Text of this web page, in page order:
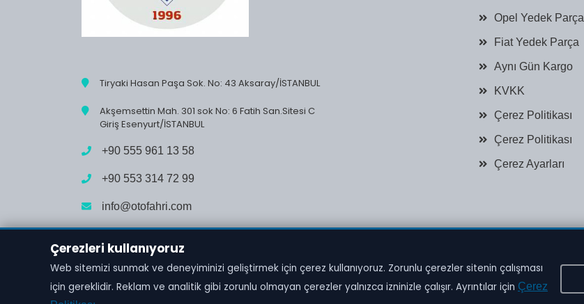
Tiryaki Hasan Paşa Sok. No: 43 Aksaray/İSTANBUL
Akşemsettin Mah. 301 sok No: 6 Fatih San.Sitesi C
Giriş Esenyurt/İSTANBUL
+90 555 961 13 58
+90 553 314 72 99
info@otofahri.com
Opel Yedek Parça
Fiat Yedek Parça
Aynı Gün Kargo
KVKK
Çerez Politikası
Çerez Politikası
Çerez Ayarları
Tüm hakları saklıdır. Oto Fahri © ALORA BİLİŞİM - AloraNET
Çerezleri kullanıyoruz
Web sitemizi sunmak ve deneyiminizi geliştirmek için çerez kullanıyoruz. Zorunlu çerezler sitenin çalışması
için gereklidir. Reklam ve analitik gibi zorunlu olmayan çerezler yalnızca izninizle çalışır. Ayrıntılar için Çerez